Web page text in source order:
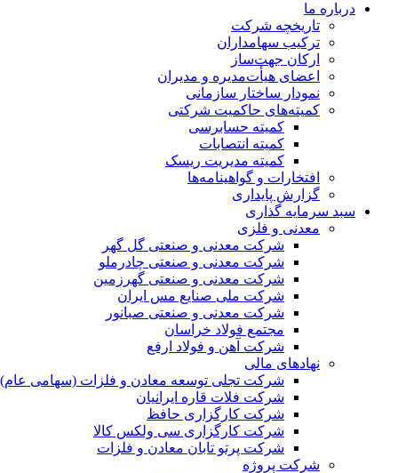
درباره ما
تاریخچه شرکت
ترکیب سهامداران
ارکان جهت‌ساز
اعضای هیأت‌مدیره و مدیران
نمودار ساختار سازمانی
کمیته‌های حاکمیت شرکتی
کمیته حسابرسی
کمیته انتصابات
کمیته مدیریت ریسک
افتخارات و گواهینامه‌ها
گزارش پایداری
سبد سرمایه گذاری
معدنی و فلزی
شرکت معدنی و صنعتی گل گهر
شرکت معدنی و صنعتی چادرملو
شرکت معدنی و صنعتی گهرزمین
شرکت ملی صنایع مس ایران
شرکت معدنی و صنعتی صبانور
مجتمع فولاد خراسان
شرکت آهن و فولاد ارفع
نهادهای مالی
شرکت تجلی توسعه معادن و فلزات (سهامی عام)
شرکت فلات قاره ایرانیان
شرکت کارگزاری حافظ
شرکت کارگزاری سی ولکس کالا
شرکت پرتو تابان معادن و فلزات
شرکت پروژه